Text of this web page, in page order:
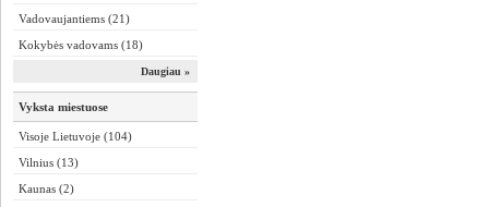
Vadovaujantiems (21)
Kokybės vadovams (18)
Daugiau »
Vyksta miestuose
Visoje Lietuvoje (104)
Vilnius (13)
Kaunas (2)